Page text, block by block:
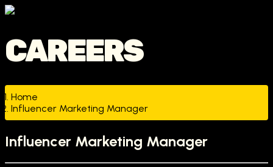
CAREERS
Home
Influencer Marketing Manager
Influencer Marketing Manager